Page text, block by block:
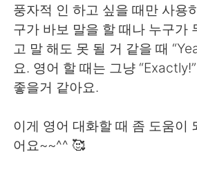
풍자적 인 하고 싶을 때만 사용
구가 바보 말을 할 때나 누구가
고 말 해도 못 될 거 같을 때
요. 영어 할 때는 그냥
좋을거 같아요.
이게 영어 대화할 때 좀 도움이
어요~~^^ 🥰